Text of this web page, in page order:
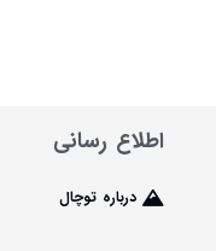
اطلاع رسانی
درباره توچال